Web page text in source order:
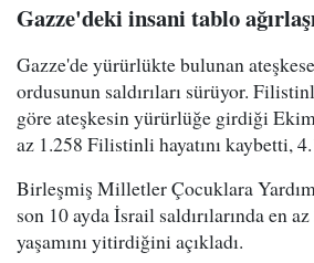
Gazze'deki insani tablo
Gazze'de yürürlükte bulunan
ordusunun saldırıları sürüyor.
göre ateşkesin yürürlüğe girdiği
az 1.258 Filistinli hayatını kaybetti,
Birleşmiş Milletler Çocuklara
son 10 ayda İsrail saldırılarında en
yaşamını yitirdiğini açıkladı.